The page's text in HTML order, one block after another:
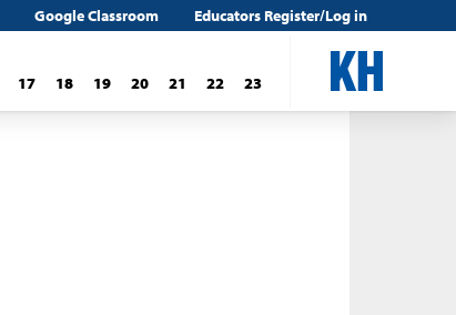
Google Classroom Educators Register/Log in
17 18 19 20 21 22 23